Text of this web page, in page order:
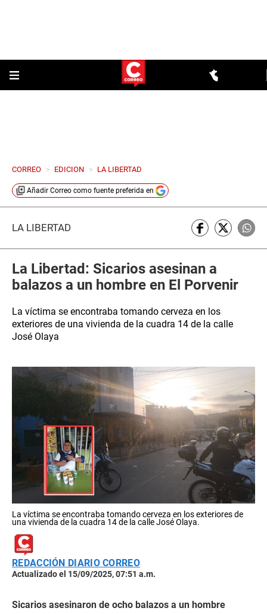
CORREO > EDICION > LA LIBERTAD
Añadir Correo como fuente preferida en
LA LIBERTAD
La Libertad: Sicarios asesinan a
balazos a un hombre en El Porvenir
La víctima se encontraba tomando cerveza en los
exteriores de una vivienda de la cuadra 14 de la calle
José Olaya
La víctima se encontraba tomando cerveza en los exteriores de
una vivienda de la cuadra 14 de la calle José Olaya.
REDACCIÓN DIARIO CORREO
Actualizado el 15/09/2025, 07:51 a.m.
Sicarios asesinaron de ocho balazos a un hombre